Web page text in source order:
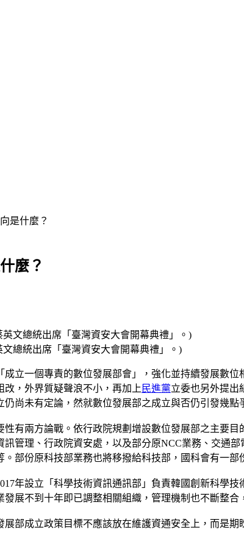
是什麼？
麼？
總統出席「臺灣資安大會開幕典禮」。)
成立一個專責的數位發展部會」，強化並持續發展數位
，外界質疑聲浪不小，再加上 民進黨立委也另外提出
尚未有定論，然就數位發展部之成立與否仍引發幾點
有兩方論戰。依行政院規劃增設數位發展部之主要
管理、行政院資安處，以及部分原NCC業務、交通
部份原科技部業務也將移撥給科技部，國科會有一部
年設立「科學技術資訊通訊部」負責韓國創新科學
展不到十年即已調整相關組織，管理機制也不斷整合
展部成立政策目標不應該放在維護資通安全上，而是